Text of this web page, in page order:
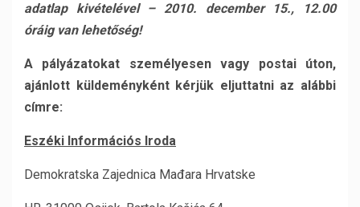
adatlap kivételével – 2010. december 15., 12.00
óráig van lehetőség!
A pályázatokat személyesen vagy postai úton,
ajánlott küldeményként kérjük eljuttatni az alábbi
címre:
Eszéki Információs Iroda
Demokratska Zajednica Mađara Hrvatske